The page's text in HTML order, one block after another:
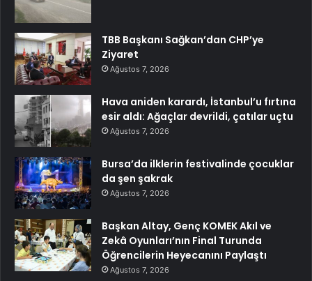
TBB Başkanı Sağkan’dan CHP’ye
Ziyaret
Ağustos 7, 2026
Hava aniden karardı, İstanbul’u fırtına
esir aldı: Ağaçlar devrildi, çatılar uçtu
Ağustos 7, 2026
Bursa’da ilklerin festivalinde çocuklar
da şen şakrak
Ağustos 7, 2026
Başkan Altay, Genç KOMEK Akıl ve
Zekâ Oyunları’nın Final Turunda
Öğrencilerin Heyecanını Paylaştı
Ağustos 7, 2026